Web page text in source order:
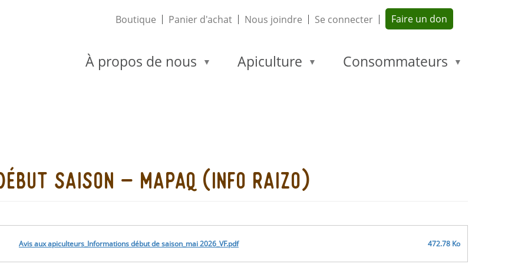
Boutique Panier d'achat Nous joindre Se connecter Faire un don
À propos de nous Apiculture Consommateurs
saison - mapaq (info raizo)
Avis aux apiculteurs_Informations début de saison_mai 2026_VF.pdf 472.78 Ko